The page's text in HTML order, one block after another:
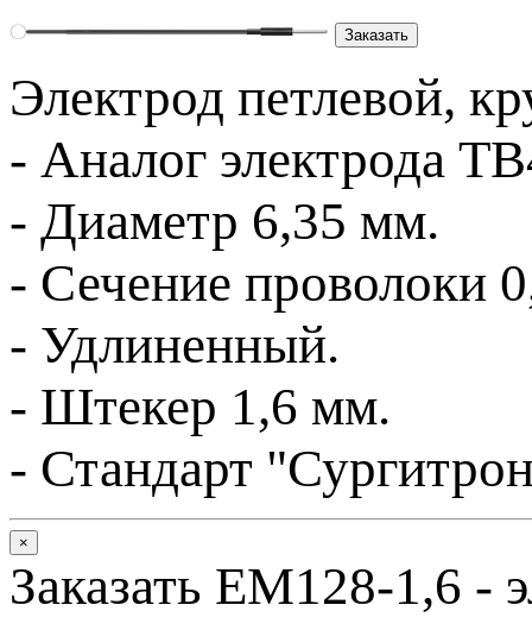
Заказать
Электрод петлевой,
- Аналог электрода
- Диаметр 6,35 мм.
- Сечение проволоки
- Удлиненный.
- Штекер 1,6 мм.
- Стандарт
×
Заказать EM128-1,6 -